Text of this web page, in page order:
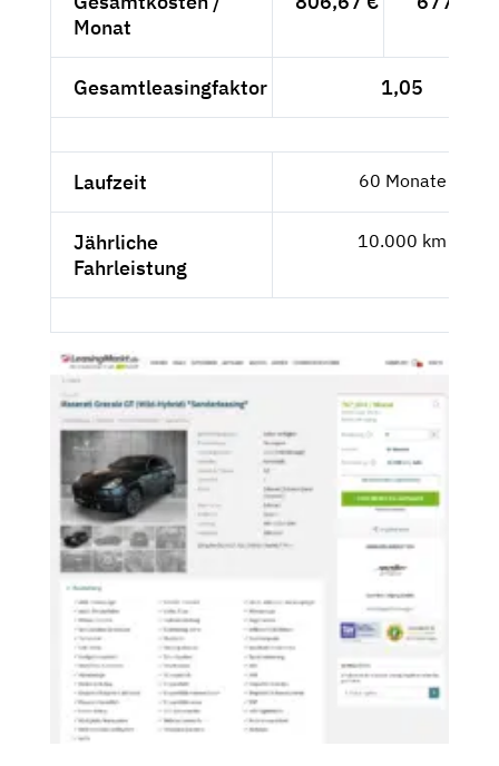
Monat
Gesamtleasingfaktor 1,05
Laufzeit 60 Monate
Jährliche
Fahrleistung
10.000 km